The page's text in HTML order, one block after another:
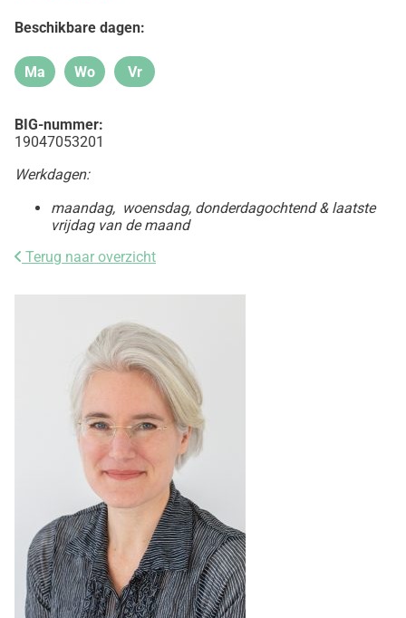
Beschikbare dagen:
Maandag
Ma Woensdag
Wo Vrijdag
Vr
BIG-nummer:
19047053201
Werkdagen:
maandag, woensdag, donderdagochtend & laatste
vrijdag van de maand
Terug naar overzicht